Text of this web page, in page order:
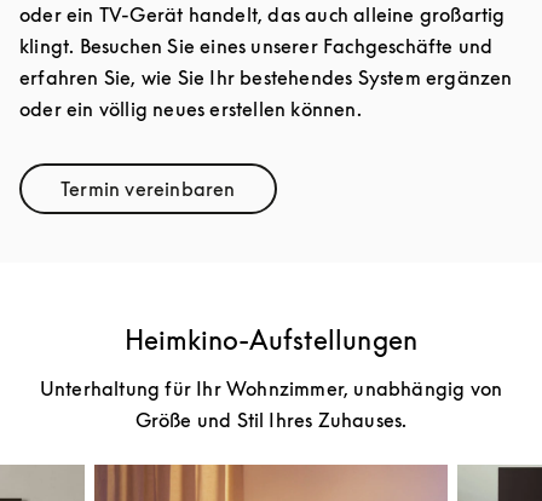
oder ein TV-Gerät handelt, das auch alleine großartig
klingt. Besuchen Sie eines unserer Fachgeschäfte und
erfahren Sie, wie Sie Ihr bestehendes System ergänzen
oder ein völlig neues erstellen können.
Termin vereinbarenLink Opens in New Tab
Heimkino-Aufstellungen
Unterhaltung für Ihr Wohnzimmer, unabhängig von
Größe und Stil Ihres Zuhauses.